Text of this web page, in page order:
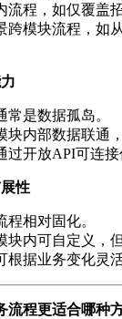
流程，如仅覆盖
跨模块流程，如
常是数据孤岛。
块内部数据联通
过开放API可连接
性
程相对固化。
块内可自定义，
根据业务变化灵
流程更适合哪种